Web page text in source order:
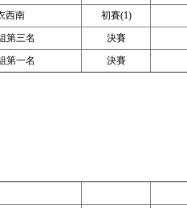
西南 初賽(1)
第三名 決賽
第一名 決賽